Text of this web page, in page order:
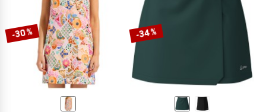
-30 % -34 %